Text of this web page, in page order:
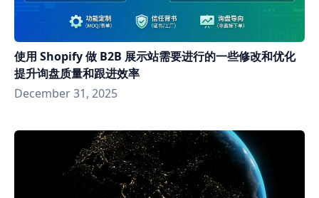
使用 Shopify 做 B2B 展示站需要进行的一些修改和优化
提升询盘质量和跟进效率
December 31, 2025